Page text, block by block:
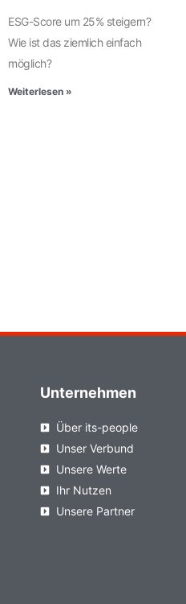
ESG-Score um 25% steigern?
Wie ist das ziemlich einfach
möglich?
Weiterlesen »
Unternehmen
Über its-people
Unser Verbund
Unsere Werte
Ihr Nutzen
Unsere Partner